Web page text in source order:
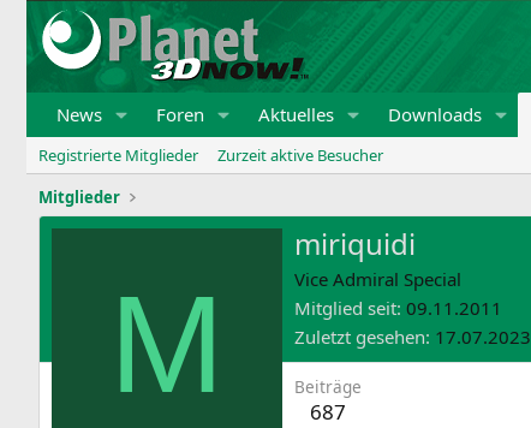
News Foren Aktuelles Downloads
Registrierte Mitglieder
Zurzeit aktive Besucher
Mitglieder
M
miriquidi
Vice Admiral Special
Mitglied seit 09.11.2011
Zuletzt gesehen 17.07.2023
Beiträge
687